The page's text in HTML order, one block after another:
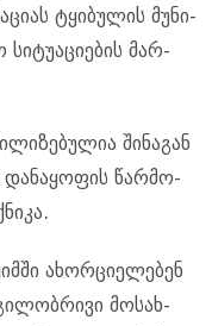
ტყი­ბუ­ლის მუ­ნი­
სი­ტუ­ა­ცი­ე­ბის მარ­
ში­ნა­გან
და­ნა­ყო­ფის წარ­მო­
ახორ­ცი­ე­ლე­ბენ
მო­სახ­